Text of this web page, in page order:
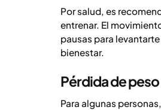
Por salud, es
entrenar. El
pausas para
bienestar.
Pérdida de
Para algunas